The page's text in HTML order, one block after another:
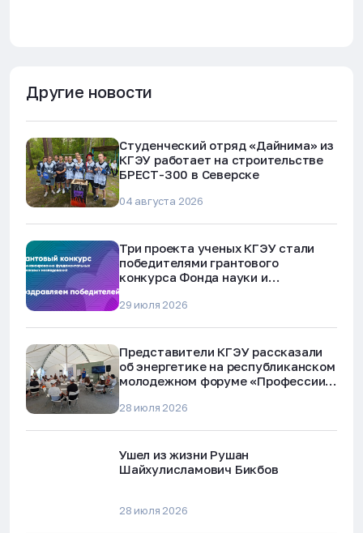
Другие новости
Студенческий отряд «Дайнима» из
КГЭУ работает на строительстве
БРЕСТ-300 в Северске
04 августа 2026
Три проекта ученых КГЭУ стали
победителями грантового
конкурса Фонда науки и
29 июля 2026
Представители КГЭУ рассказали
об энергетике на республиканском
молодежном форуме «Профессии
28 июля 2026
Ушел из жизни Рушан
Шайхулисламович Бикбов
28 июля 2026